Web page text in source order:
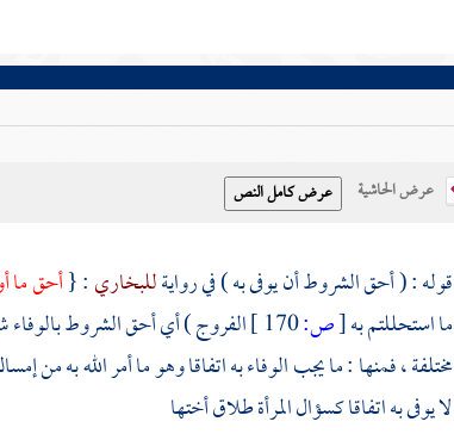
عرض الحاشية
قوله : ( أحق الشروط أن يوفى به ) في روايةللبخاري: {أحق ما
ما استحللتم به[ص:170 ] الفروج ) أي أحق الشروط
مختلفة ، فمنها : ما يجب الوفاء به اتفاقا وهو ما أمر الله به
لا يوفى به اتفاقا كسؤال المرأة طلاق أختها